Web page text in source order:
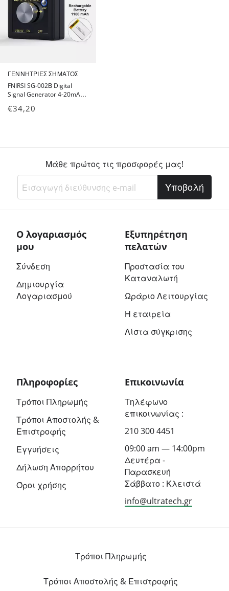
ΓΕΝΝΉΤΡΙΕΣ ΣΉΜΑΤΟΣ
FNIRSI SG-002Β Digital
Signal Generator 4-20mA 0-
- Γεννήτρια Σήματος με
€34,20
Μάθε πρώτος τις προσφορές μας!
Υποβολή
Ο λογαριασμός
μου
Σύνδεση
Δημιουργία
Λογαριασμού
Εξυπηρέτηση
πελατών
Προστασία του
Καταναλωτή
Ωράριο Λειτουργίας
Η εταιρεία
Λίστα σύγκρισης
Πληροφορίες
Τρόποι Πληρωμής
Τρόποι Αποστολής &
Επιστροφής
Εγγυήσεις
Δήλωση Απορρήτου
Όροι χρήσης
Επικοινωνία
Τηλέφωνο
επικοινωνίας :
210 300 4451
09:00 am — 14:00pm
Δευτέρα -
Παρασκευή
Σάββατο : Κλειστά
info@ultratech.gr
Τρόποι Πληρωμής
Τρόποι Αποστολής & Επιστροφής